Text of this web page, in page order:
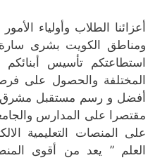
أعزائنا الطلاب وأولياء
ومناطق الكويت بشرى
استطاعتكم تأسيس
المختلفة والحصول على
أفضل و رسم مستقبل مشرق
مقتصرا على المدارس
على المنصات التعليمية
العلم ” يعد من أقوى